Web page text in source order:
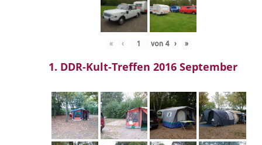
« ‹ von 4 › »
1. DDR-Kult-Treffen 2016 September